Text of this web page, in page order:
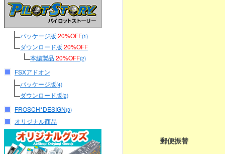
パッケージ版 20%OFF(1)
ダウンロード版 20%OFF
本編製品20%OFF(2)
FSXアドオン
パッケージ版(4)
ダウンロード版(2)
FROSCH*DESIGN(3)
オリジナル商品
郵便振替